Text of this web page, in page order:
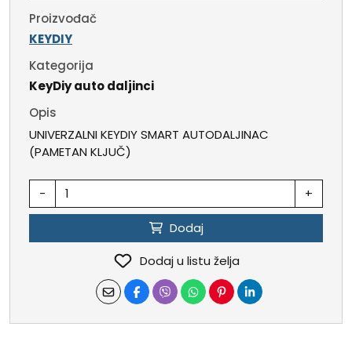
Proizvođač
KEYDIY
Kategorija
KeyDiy auto daljinci
Opis
UNIVERZALNI KEYDIY SMART AUTODALJINAC
(PAMETAN KLJUČ)
- +
Dodaj
Dodaj u listu želja